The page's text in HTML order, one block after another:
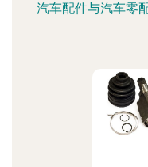
汽车配件与汽车零